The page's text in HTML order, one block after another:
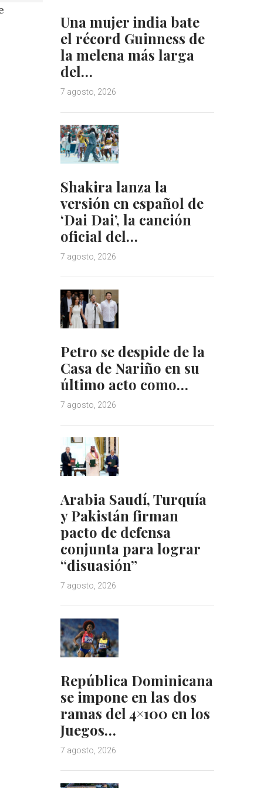
Una mujer india bate
el récord Guinness de
la melena más larga
del…
7 agosto, 2026
Shakira lanza la
versión en español de
‘Dai Dai’, la canción
oficial del…
7 agosto, 2026
Petro se despide de la
Casa de Nariño en su
último acto como…
7 agosto, 2026
Arabia Saudí, Turquía
y Pakistán firman
pacto de defensa
conjunta para lograr
“disuasión”
7 agosto, 2026
República Dominicana
se impone en las dos
ramas del 4×100 en los
Juegos…
7 agosto, 2026